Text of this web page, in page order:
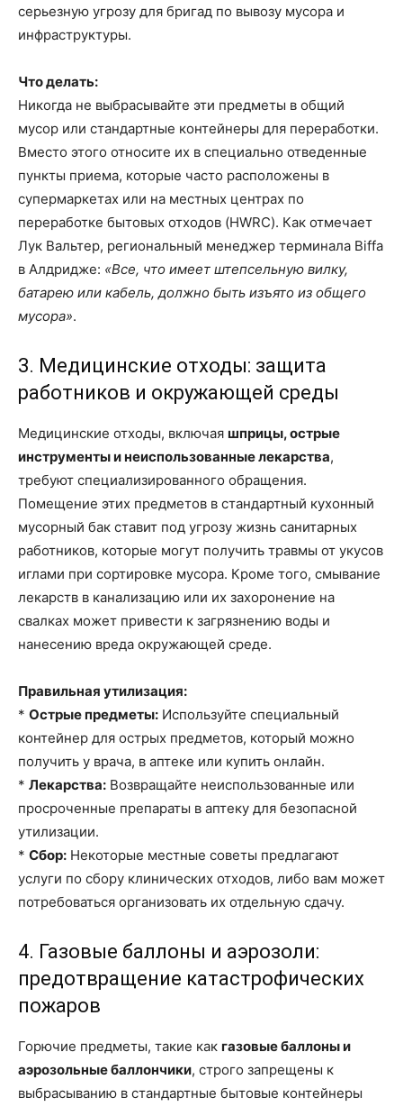
серьезную угрозу для бригад по вывозу мусора и
инфраструктуры.
Что делать:
Никогда не выбрасывайте эти предметы в общий
мусор или стандартные контейнеры для переработки.
Вместо этого относите их в специально отведенные
пункты приема, которые часто расположены в
супермаркетах или на местных центрах по
переработке бытовых отходов (HWRC). Как отмечает
Лук Вальтер, региональный менеджер терминала Biffa
в Алдридже: «Все, что имеет штепсельную вилку,
батарею или кабель, должно быть изъято из общего
мусора».
3. Медицинские отходы: защита
работников и окружающей среды
Медицинские отходы, включая шприцы, острые
инструменты и неиспользованные лекарства,
требуют специализированного обращения.
Помещение этих предметов в стандартный кухонный
мусорный бак ставит под угрозу жизнь санитарных
работников, которые могут получить травмы от укусов
иглами при сортировке мусора. Кроме того, смывание
лекарств в канализацию или их захоронение на
свалках может привести к загрязнению воды и
нанесению вреда окружающей среде.
Правильная утилизация:
* Острые предметы: Используйте специальный
контейнер для острых предметов, который можно
получить у врача, в аптеке или купить онлайн.
* Лекарства: Возвращайте неиспользованные или
просроченные препараты в аптеку для безопасной
утилизации.
* Сбор: Некоторые местные советы предлагают
услуги по сбору клинических отходов, либо вам может
потребоваться организовать их отдельную сдачу.
4. Газовые баллоны и аэрозоли:
предотвращение катастрофических
пожаров
Горючие предметы, такие как газовые баллоны и
аэрозольные баллончики, строго запрещены к
выбрасыванию в стандартные бытовые контейнеры